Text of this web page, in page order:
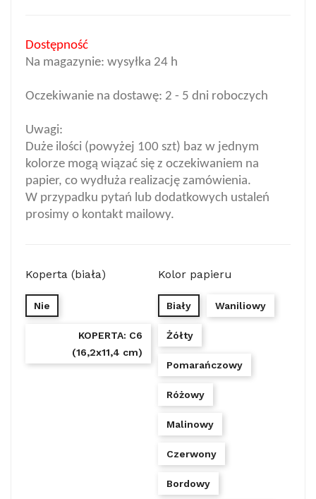
Dostępność
Na magazynie: wysyłka 24 h
Oczekiwanie na dostawę: 2 - 5 dni roboczych
Uwagi:
Duże ilości (powyżej 100 szt) baz w jednym
kolorze mogą wiązać się z oczekiwaniem na
papier, co wydłuża realizację zamówienia.
W przypadku pytań lub dodatkowych ustaleń
prosimy o kontakt mailowy.
Koperta (biała)
Nie
KOPERTA: C6
(16,2x11,4 cm)
Kolor papieru
Biały Waniliowy
Żółty
Pomarańczowy
Różowy
Malinowy
Czerwony
Bordowy